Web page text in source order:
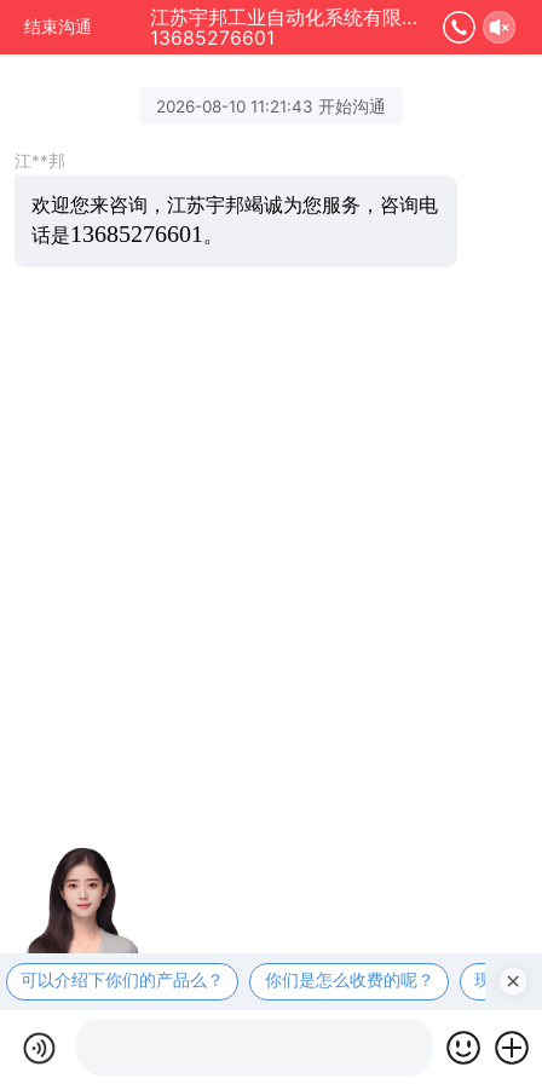
结束沟通
江苏宇邦工业自动化系统有限公司正在为您服务
13685276601
2026-08-10 11:21:43 开始沟通
江**邦
欢迎您来咨询， 江苏宇邦竭诚为您服务，咨询电
话是13685276601。
可以介绍下你们的产品么？ 你们是怎么收费的呢？ 现在有